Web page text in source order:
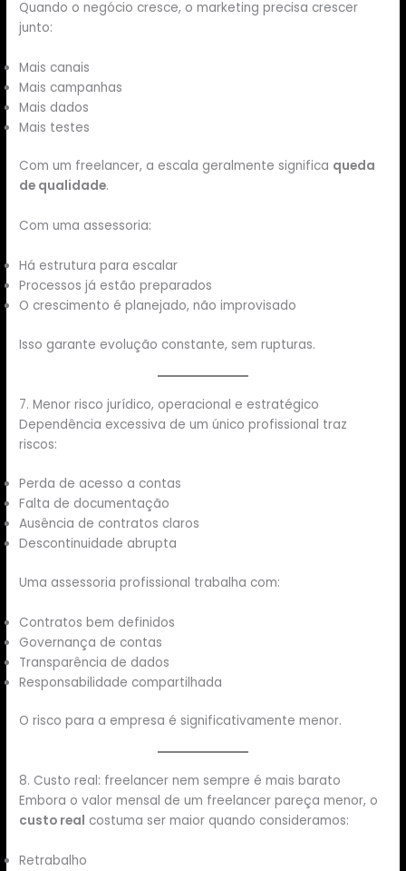
Quando o negócio cresce, o marketing precisa crescer
junto:
Mais canais
Mais campanhas
Mais dados
Mais testes
Com um freelancer, a escala geralmente significa queda
de qualidade.
Com uma assessoria:
Há estrutura para escalar
Processos já estão preparados
O crescimento é planejado, não improvisado
Isso garante evolução constante, sem rupturas.
7. Menor risco jurídico, operacional e estratégico
Dependência excessiva de um único profissional traz
riscos:
Perda de acesso a contas
Falta de documentação
Ausência de contratos claros
Descontinuidade abrupta
Uma assessoria profissional trabalha com:
Contratos bem definidos
Governança de contas
Transparência de dados
Responsabilidade compartilhada
O risco para a empresa é significativamente menor.
8. Custo real: freelancer nem sempre é mais barato
Embora o valor mensal de um freelancer pareça menor, o
custo real costuma ser maior quando consideramos:
Retrabalho